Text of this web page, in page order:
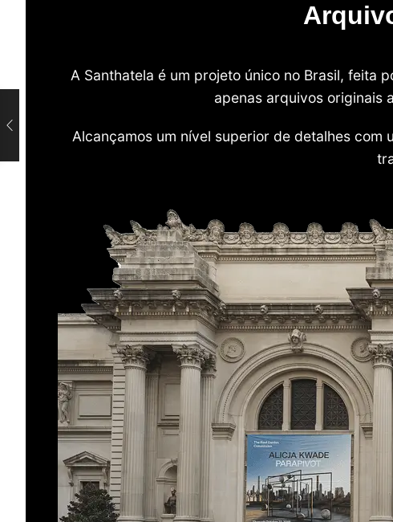
A Santhatela é um projeto único no Brasil, feita
apenas arquivos originais
Alcançamos um nível superior de detalhes